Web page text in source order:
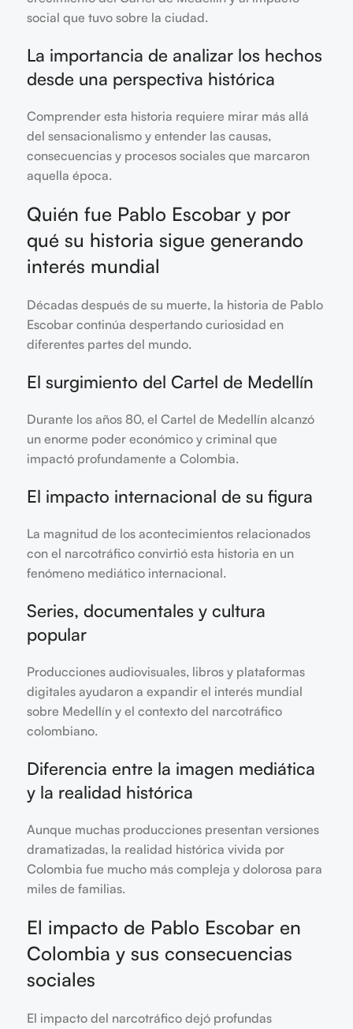
social que tuvo sobre la ciudad.
La importancia de analizar los hechos
desde una perspectiva histórica
Comprender esta historia requiere mirar más allá
del sensacionalismo y entender las causas,
consecuencias y procesos sociales que marcaron
aquella época.
Quién fue Pablo Escobar y por
qué su historia sigue generando
interés mundial
Décadas después de su muerte, la historia de Pablo
Escobar continúa despertando curiosidad en
diferentes partes del mundo.
El surgimiento del Cartel de Medellín
Durante los años 80, el Cartel de Medellín alcanzó
un enorme poder económico y criminal que
impactó profundamente a Colombia.
El impacto internacional de su figura
La magnitud de los acontecimientos relacionados
con el narcotráfico convirtió esta historia en un
fenómeno mediático internacional.
Series, documentales y cultura
popular
Producciones audiovisuales, libros y plataformas
digitales ayudaron a expandir el interés mundial
sobre Medellín y el contexto del narcotráfico
colombiano.
Diferencia entre la imagen mediática
y la realidad histórica
Aunque muchas producciones presentan versiones
dramatizadas, la realidad histórica vivida por
Colombia fue mucho más compleja y dolorosa para
miles de familias.
El impacto de Pablo Escobar en
Colombia y sus consecuencias
sociales
El impacto del narcotráfico dejó profundas